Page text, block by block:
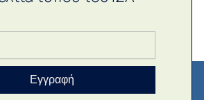
Εγγραφή